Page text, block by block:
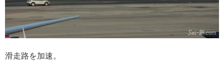
滑走路を加速。